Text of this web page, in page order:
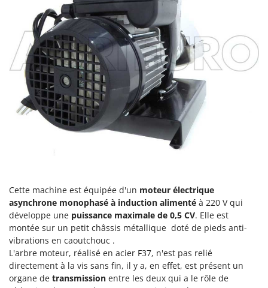
Machines pour la transformation des fruits
Machines sous vide
Motobineuses
Motoculteurs
Motofaucheuses
Motopompes pour irrigation
Moulins à céréales électriques
Nettoyeurs et Balais à vapeur
Nettoyeurs haute pression
Nettoyeurs tapis, moquettes et tapisseries
P
Peignes vibreurs et Secoueurs à olives
Pelles rétros pour tracteur
Famag
Famur
FARMER
FBC
Ferrari Group
Ferroni
Ferrua
FINI
Fiorentini
Fiskars
Flymo
Fontana Forni
Forest Master
Cette machine est équipée d'un moteur électrique
asynchrone monophasé à induction alimenté à 220 V qui
développe une puissance maximale de 0,5 CV. Elle est
montée sur un petit châssis métallique doté de pieds anti-
vibrations en caoutchouc .
L'arbre moteur, réalisé en acier F37, n'est pas relié
directement à la vis sans fin, il y a, en effet, est présent un
organe de transmission entre les deux qui a le rôle de